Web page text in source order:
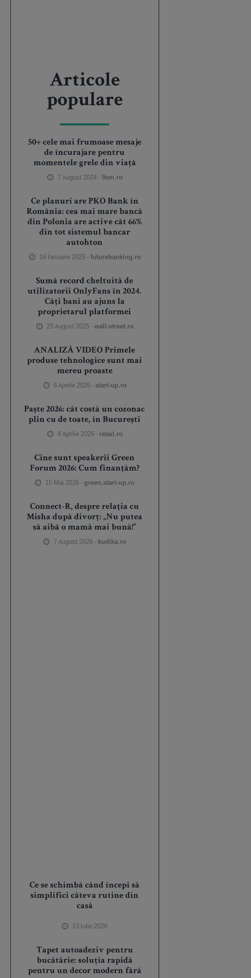
Articole
populare
50+ cele mai frumoase mesaje
de încurajare pentru
momentele grele din viață
7 August 2024 -9am.ro
Ce planuri are PKO Bank în
România: cea mai mare bancă
din Polonia are active cât 66%
din tot sistemul bancar
autohton
16 Ianuarie 2025 -futurebanking.ro
Sumă record cheltuită de
utilizatorii OnlyFans în 2024.
Câți bani au ajuns la
proprietarul platformei
25 August 2025 -wall-street.ro
ANALIZĂ VIDEO Primele
produse tehnologice sunt mai
mereu proaste
6 Aprilie 2026 - start-up.ro
Paște 2026: cât costă un cozonac
plin cu de toate, în București
8 Aprilie 2026 - retail.ro
Cine sunt speakerii Green
Forum 2026: Cum finanțăm?
15 Mai 2026 - green.start-up.ro
Connect-R, despre relația cu
Misha după divorț: „Nu putea
să aibă o mamă mai bună!”
7 August 2026 - kudika.ro
Ce se schimbă când începi să
simplifici câteva rutine din
casă
13 Iulie 2026
Tapet autoadeziv pentru
bucătărie: soluția rapidă
pentru un decor modern fără